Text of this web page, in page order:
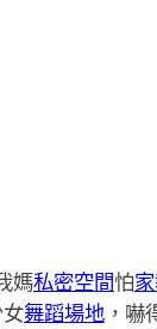
媽私密空間怕
舞蹈場地，嚇